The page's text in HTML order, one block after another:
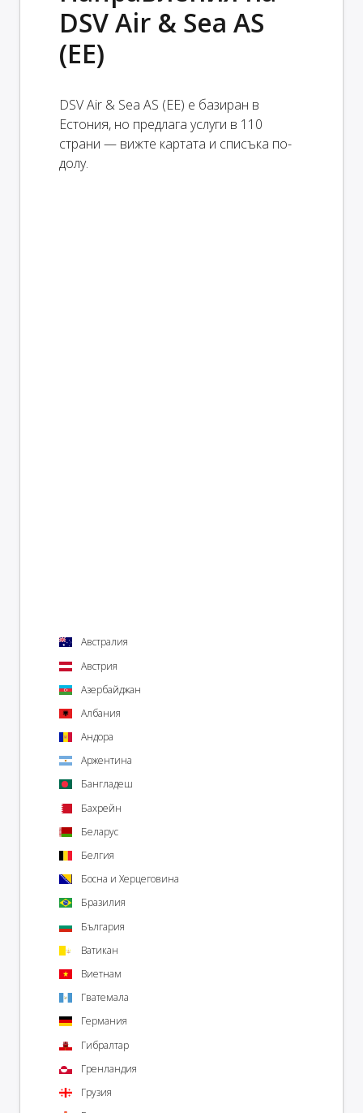
DSV Air & Sea AS
(EE)
DSV Air & Sea AS (EE) е базиран в
Естония, но предлага услуги в 110
страни — вижте картата и списъка по-
долу.
Австралия
Австрия
Азербайджан
Албания
Андора
Аржентина
Бангладеш
Бахрейн
Беларус
Белгия
Босна и Херцеговина
Бразилия
България
Ватикан
Виетнам
Гватемала
Германия
Гибралтар
Гренландия
Грузия